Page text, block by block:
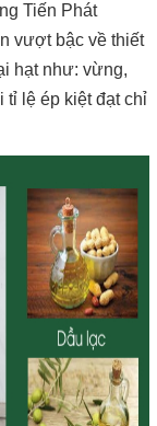
Tiến Phát
vượt bậc về thiết
hạt như: vừng,
tỉ lệ ép kiệt đạt chỉ